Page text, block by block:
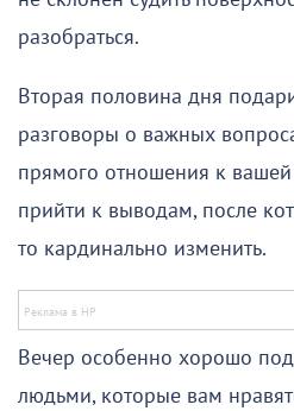
разобраться.
Вторая половина дня
разговоры о важных
прямого отношения к
прийти к выводам, после
то кардинально изменить.
Вечер особенно хорошо
людьми, которые вам